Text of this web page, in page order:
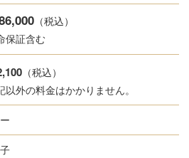
（税込）
保証含む
（税込）
以外の料金はかかりません。